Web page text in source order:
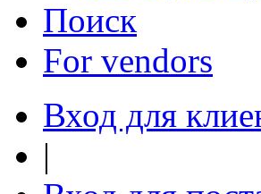
Поиск
For vendors
Вход для
|